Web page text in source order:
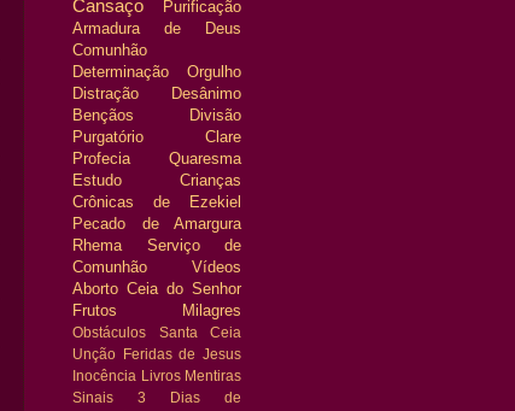
Cansaço
Purificação
Armadura de Deus
Comunhão
Determinação
Orgulho
Distração
Desânimo
Bençãos
Divisão
Purgatório
Clare
Profecia
Quaresma
Estudo
Crianças
Crônicas de Ezekiel
Pecado de Amargura
Rhema
Serviço de
Comunhão
Vídeos
Aborto Ceia do Senhor
Frutos
Milagres
Obstáculos
Santa Ceia
Unção
Feridas de Jesus
Inocência
Livros Mentiras
Sinais
3 Dias de